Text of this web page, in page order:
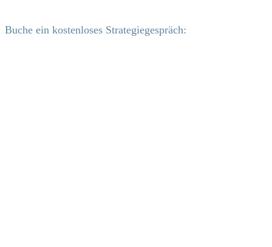
Buche ein kostenloses Strategiegespräch: